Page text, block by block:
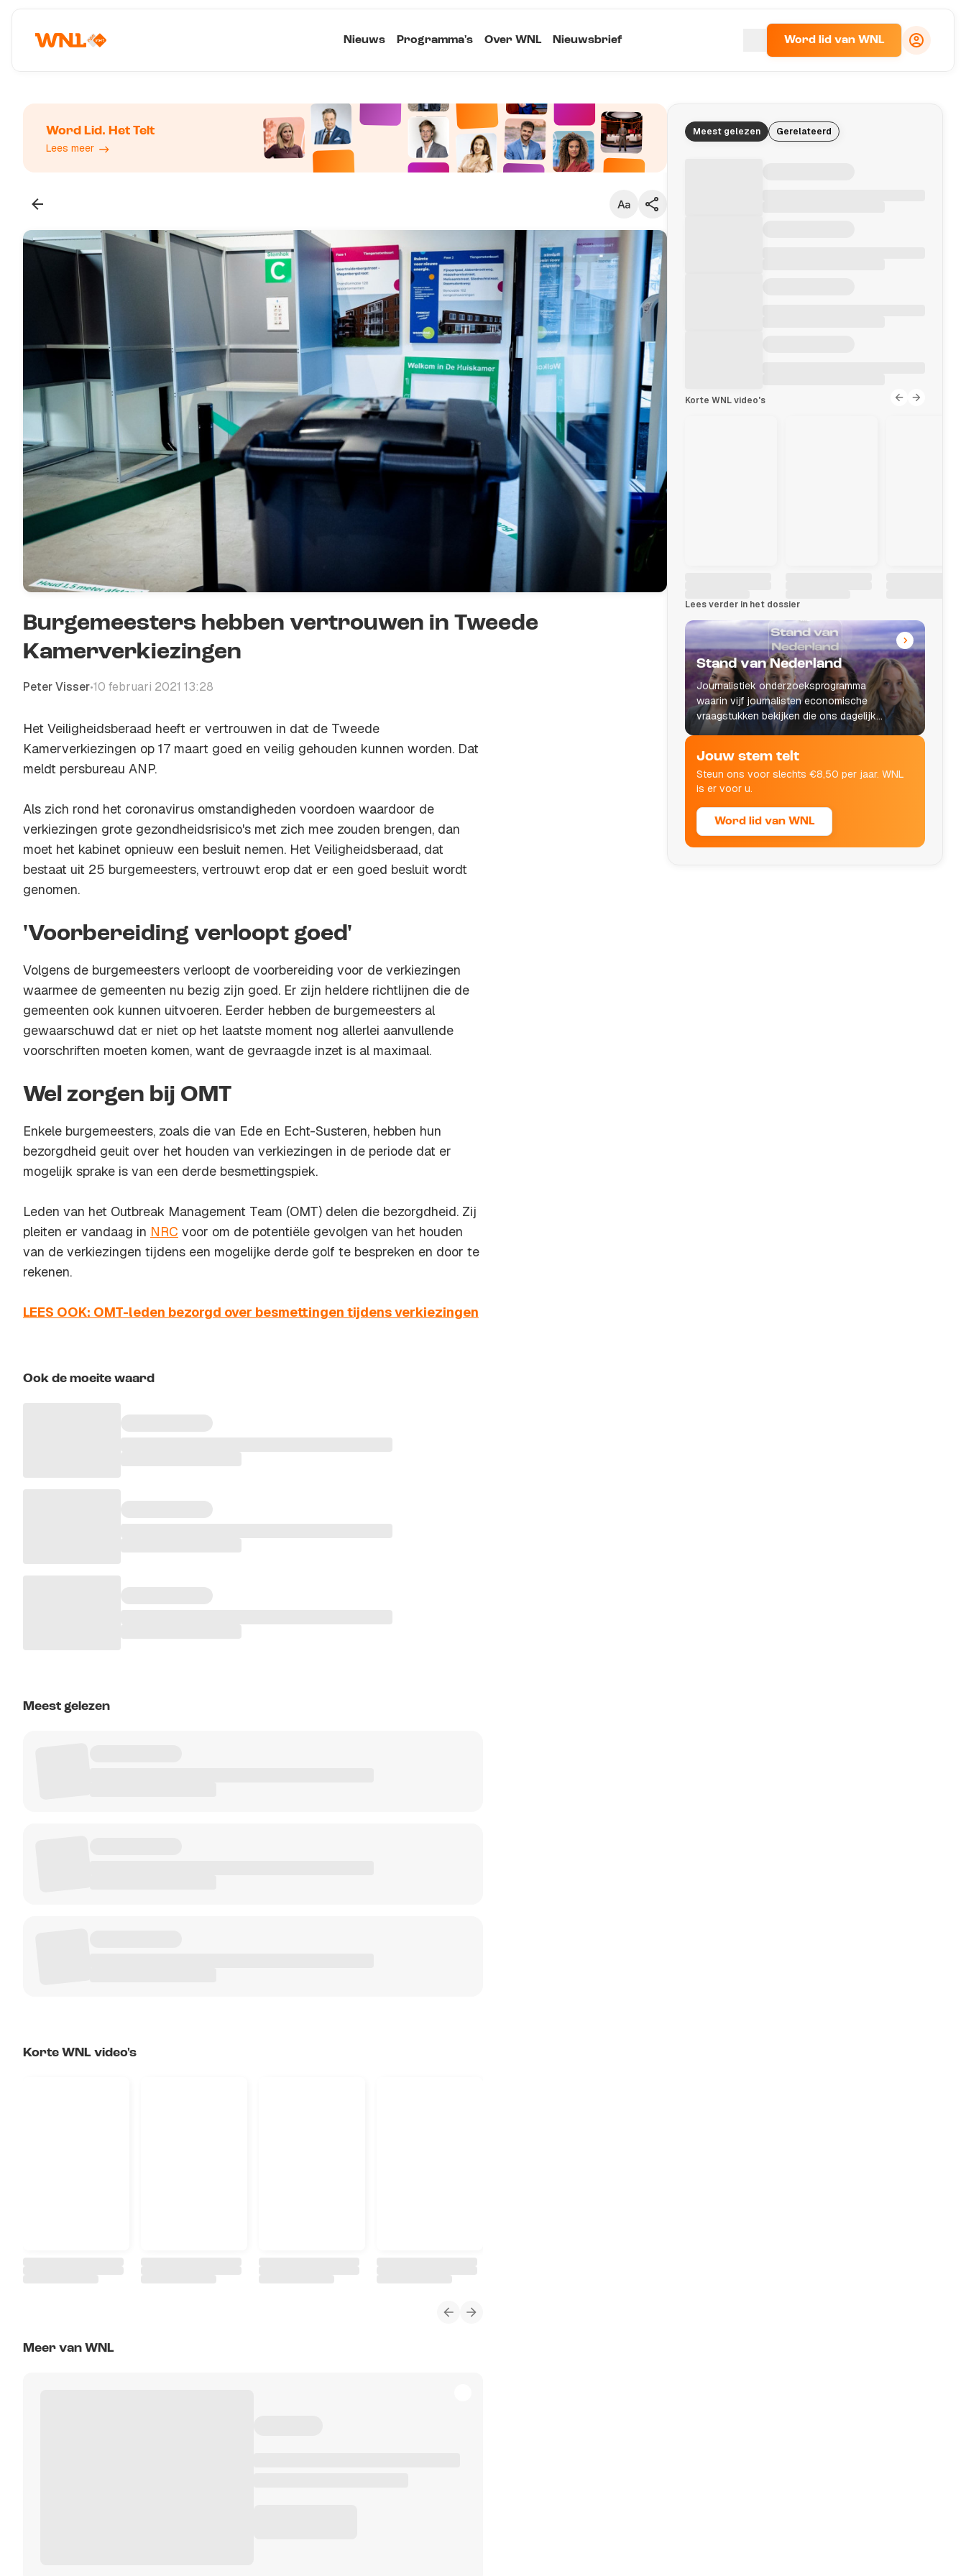
Nieuws Programma's Over WNL Nieuwsbrief Word lid van WNL
Word Lid. Het Telt
Lees meer
Standaard
Groot
Kopieer link
Burgemeesters hebben vertrouwen in Tweede
Kamerverkiezingen
Peter Visser•10 februari 2021 13:28
Het Veiligheidsberaad heeft er vertrouwen in dat de Tweede
Kamerverkiezingen op 17 maart goed en veilig gehouden kunnen worden. Dat
meldt persbureau ANP.
Als zich rond het coronavirus omstandigheden voordoen waardoor de
verkiezingen grote gezondheidsrisico's met zich mee zouden brengen, dan
moet het kabinet opnieuw een besluit nemen. Het Veiligheidsberaad, dat
bestaat uit 25 burgemeesters, vertrouwt erop dat er een goed besluit wordt
genomen.
'Voorbereiding verloopt goed'
Volgens de burgemeesters verloopt de voorbereiding voor de verkiezingen
waarmee de gemeenten nu bezig zijn goed. Er zijn heldere richtlijnen die de
gemeenten ook kunnen uitvoeren. Eerder hebben de burgemeesters al
gewaarschuwd dat er niet op het laatste moment nog allerlei aanvullende
voorschriften moeten komen, want de gevraagde inzet is al maximaal.
Wel zorgen bij OMT
Enkele burgemeesters, zoals die van Ede en Echt-Susteren, hebben hun
bezorgdheid geuit over het houden van verkiezingen in de periode dat er
mogelijk sprake is van een derde besmettingspiek.
Leden van het Outbreak Management Team (OMT) delen die bezorgdheid. Zij
pleiten er vandaag in NRC voor om de potentiële gevolgen van het houden
van de verkiezingen tijdens een mogelijke derde golf te bespreken en door te
rekenen.
LEES OOK: OMT-leden bezorgd over besmettingen tijdens verkiezingen
Ook de moeite waard
Meest gelezen
Korte WNL video's
Meer van WNL
Meest gelezen Gerelateerd
Korte WNL video's
Lees verder in het dossier
Stand van Nederland
Journalistiek onderzoeksprogramma
waarin vijf journalisten economische
vraagstukken bekijken die ons dagelijks
leven raken.
Jouw stem telt
Steun ons voor slechts €8,50 per jaar. WNL
is er voor u.
Word lid van WNL